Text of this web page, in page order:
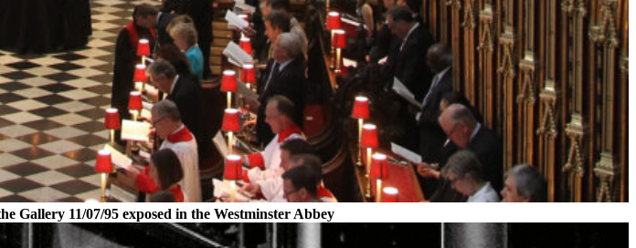
Gallery 11/07/95 exposed in the Westminster Abbey